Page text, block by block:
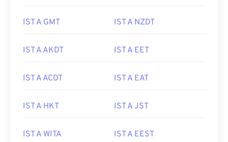
IST A GMT IST A NZDT
IST A AKDT IST A EET
IST A ACDT IST A EAT
IST A HKT IST A JST
IST A WITA IST A EEST